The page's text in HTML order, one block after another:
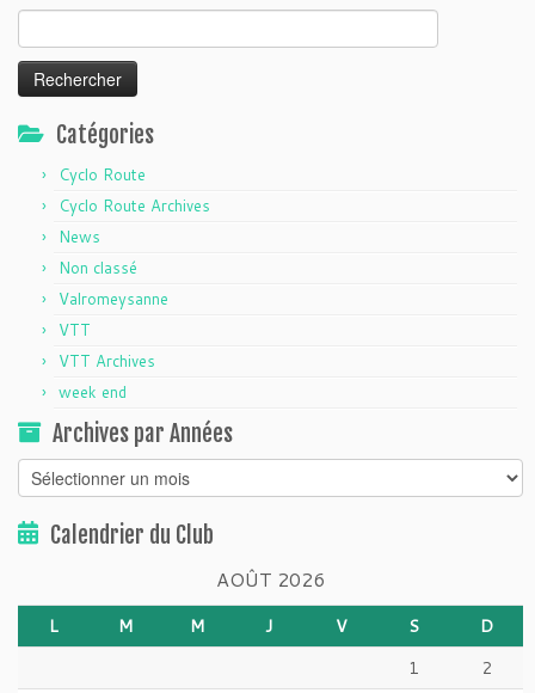
Catégories
Cyclo Route
Cyclo Route Archives
News
Non classé
Valromeysanne
VTT
VTT Archives
week end
Archives par Années
Archives
par
AnnéesCalendrier du Club
AOÛT 2026
L M M J V S
D
1
2